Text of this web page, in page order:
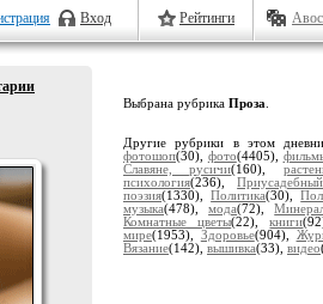
Вход Рейтинги
Выбрана рубрика Проза
Другие рубрики в этом
фотошоп(30), фото(4405),
Славяне, русичи(160),
психология(236),
поэзия(1330),Политика(30),
музыка(478),мода(72),
Комнатные цветы(22),книги
мире(1953), Здоровье(904),
Вязание(142), вышивка(33), видео